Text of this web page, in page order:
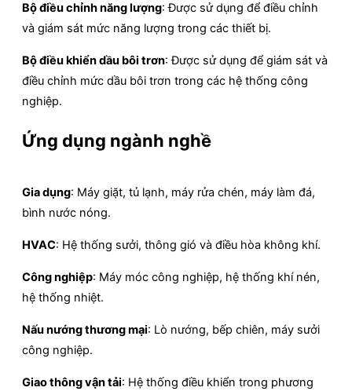
Bộ điều chỉnh năng lượng: Được sử dụng để điều chỉnh
và giám sát mức năng lượng trong các thiết bị.
Bộ điều khiển dầu bôi trơn: Được sử dụng để giám sát và
điều chỉnh mức dầu bôi trơn trong các hệ thống công
nghiệp.
Ứng dụng ngành nghề
Gia dụng: Máy giặt, tủ lạnh, máy rửa chén, máy làm đá,
bình nước nóng.
HVAC: Hệ thống sưởi, thông gió và điều hòa không khí.
Công nghiệp: Máy móc công nghiệp, hệ thống khí nén,
hệ thống nhiệt.
Nấu nướng thương mại: Lò nướng, bếp chiên, máy sưởi
công nghiệp.
Giao thông vận tải: Hệ thống điều khiển trong phương